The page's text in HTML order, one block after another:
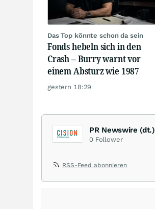
Das Top könnte schon da sein
Fonds hebeln sich in den
Crash – Burry warnt vor
einem Absturz wie 1987
gestern 18:29
PR Newswire (dt.)
0 Follower
RSS-Feed abonnieren